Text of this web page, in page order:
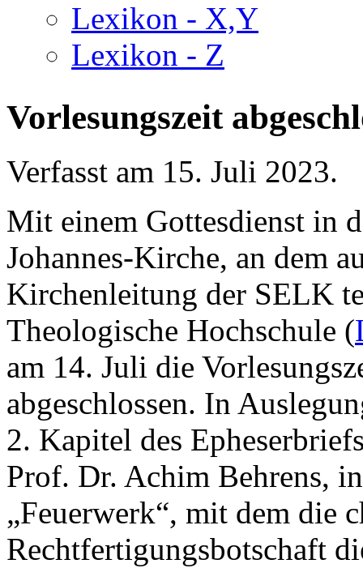
Lexikon - X,Y
Lexikon - Z
Vorlesungszeit
Verfasst am 15. Juli 2023.
Mit einem Gottesdienst in
Johannes-Kirche, an dem
Kirchenleitung der SELK
Theologische Hochschule (
am 14. Juli die
abgeschlossen. In
2. Kapitel des
Prof. Dr. Achim Behrens,
„Feuerwerk“, mit dem die
Rechtfertigungsbotschaft